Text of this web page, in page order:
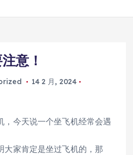
意！
14 2 月, 2024
，今天说一个坐飞机经常会遇
大家肯定是坐过飞机的，那